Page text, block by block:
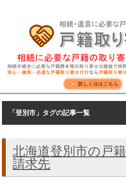
「登別市」タグの記事一覧
北海道登別市の戸
請求先